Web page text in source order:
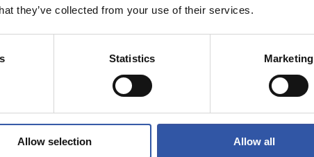
they’ve collected from your use of their services.
Statistics Marketing
Allow selection Allow all